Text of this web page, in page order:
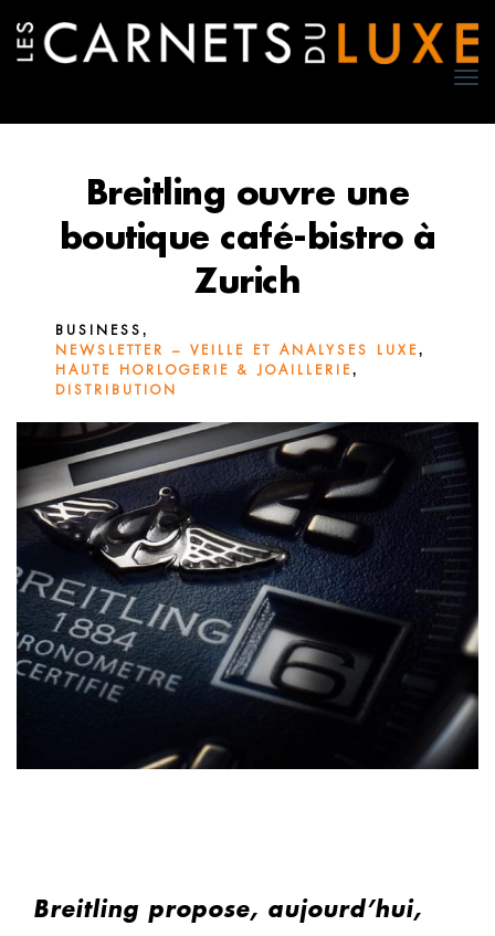
Breitling ouvre une
boutique café-bistro à
Zurich
BUSINESS ,
NEWSLETTER – VEILLE ET ANALYSES LUXE,
HAUTE HORLOGERIE & JOAILLERIE,
DISTRIBUTION
Breitling propose, aujourd’hui,